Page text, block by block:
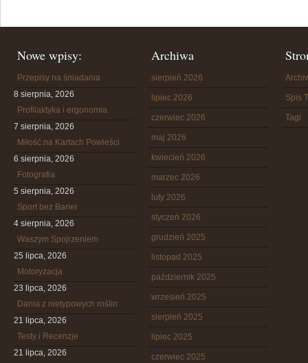
Nowe wpisy:
Przepisy na śniadania
8 sierpnia, 2026
Profilaktyka i ergonomia
7 sierpnia, 2026
Miłość na Kartach Powieści
6 sierpnia, 2026
Fotografia
5 sierpnia, 2026
Sport bez Barier
4 sierpnia, 2026
Waszym Spojrzeniem
25 lipca, 2026
Motoryzacja
23 lipca, 2026
Dania z nietypowych roślin
21 lipca, 2026
Testy i Recenzje
21 lipca, 2026
Archiwa
sierpień 2026
lipiec 2026
czerwiec 2026
maj 2026
kwiecień 2026
marzec 2026
luty 2026
styczeń 2026
grudzień 2025
listopad 2025
październik 2025
wrzesień 2025
sierpień 2025
lipiec 2025
czerwiec 2025
Spis
Tagi